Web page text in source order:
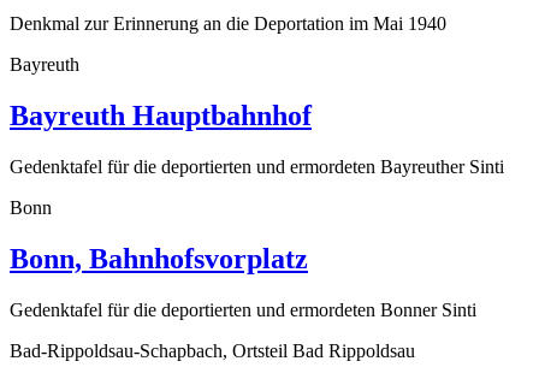
Denkmal zur Erinnerung an die Deportation im Mai 1940
Bayreuth
Bayreuth Hauptbahnhof
Gedenktafel für die deportierten und ermordeten Bayreuther Sinti
Bonn
Bonn, Bahnhofsvorplatz
Gedenktafel für die deportierten und ermordeten Bonner Sinti
Bad-Rippoldsau-Schapbach, Ortsteil Bad Rippoldsau